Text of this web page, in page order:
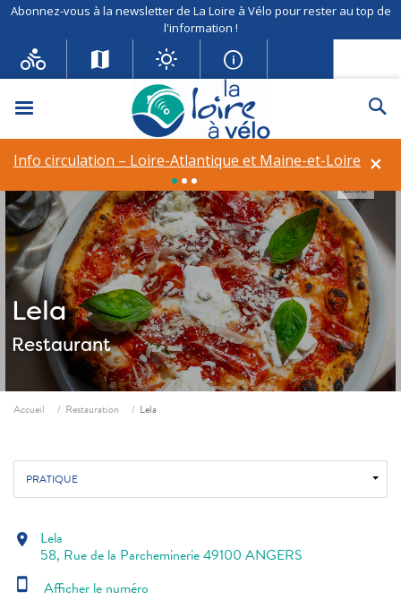
Abonnez-vous à la newsletter de La Loire à Vélo pour rester au top de
l'information !
Menu
×
Info circulation – Loire-Atlantique et Maine-et-Loire
Lela
Restaurant
Lela©
Fil d'ariane
Accueil Restauration Lela
PRATIQUE
location_on Lela
58, Rue de la Parcheminerie 49100 ANGERS
smartphone Afficher le numéro